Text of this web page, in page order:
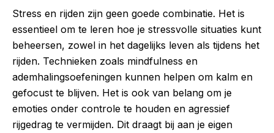
Stress en rijden zijn geen goede combinatie. Het is
essentieel om te leren hoe je stressvolle situaties kunt
beheersen, zowel in het dagelijks leven als tijdens het
rijden. Technieken zoals mindfulness en
ademhalingsoefeningen kunnen helpen om kalm en
gefocust te blijven. Het is ook van belang om je
emoties onder controle te houden en agressief
rijgedrag te vermijden. Dit draagt bij aan je eigen